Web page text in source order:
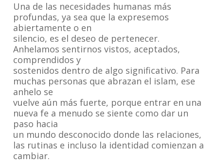
Una de las necesidades humanas más
profundas, ya sea que la expresemos
abiertamente o en
silencio, es el deseo de pertenecer.
Anhelamos sentirnos vistos, aceptados,
comprendidos y
sostenidos dentro de algo significativo. Para
muchas personas que abrazan el islam, ese
anhelo se
vuelve aún más fuerte, porque entrar en una
nueva fe a menudo se siente como dar un
paso hacia
un mundo desconocido donde las relaciones,
las rutinas e incluso la identidad comienzan a
cambiar.